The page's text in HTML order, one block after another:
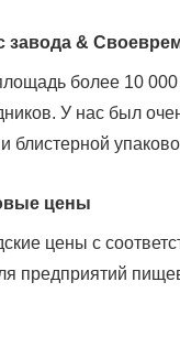
&
более 10
У нас был
цены
цены с
предприятий